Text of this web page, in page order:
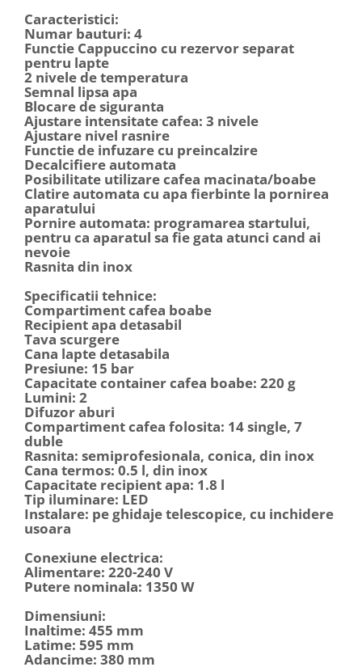
Caracteristici:
Numar bauturi: 4
Functie Cappuccino cu rezervor separat
pentru lapte
2 nivele de temperatura
Semnal lipsa apa
Blocare de siguranta
Ajustare intensitate cafea: 3 nivele
Ajustare nivel rasnire
Functie de infuzare cu preincalzire
Decalcifiere automata
Posibilitate utilizare cafea macinata/boabe
Clatire automata cu apa fierbinte la pornirea
aparatului
Pornire automata: programarea startului,
pentru ca aparatul sa fie gata atunci cand ai
nevoie
Rasnita din inox
Specificatii tehnice:
Compartiment cafea boabe
Recipient apa detasabil
Tava scurgere
Cana lapte detasabila
Presiune: 15 bar
Capacitate container cafea boabe: 220 g
Lumini: 2
Difuzor aburi
Compartiment cafea folosita: 14 single, 7
duble
Rasnita: semiprofesionala, conica, din inox
Cana termos: 0.5 l, din inox
Capacitate recipient apa: 1.8 l
Tip iluminare: LED
Instalare: pe ghidaje telescopice, cu inchidere
usoara
Conexiune electrica:
Alimentare: 220-240 V
Putere nominala: 1350 W
Dimensiuni:
Inaltime: 455 mm
Latime: 595 mm
Adancime: 380 mm